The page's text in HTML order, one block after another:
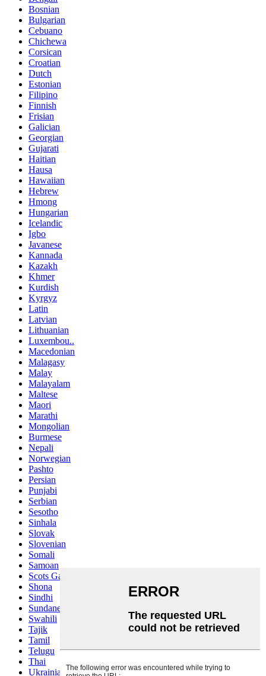
Bosnian
Bulgarian
Cebuano
Chichewa
Corsican
Croatian
Dutch
Estonian
Filipino
Finnish
Frisian
Galician
Georgian
Gujarati
Haitian
Hausa
Hawaiian
Hebrew
Hmong
Hungarian
Icelandic
Igbo
Javanese
Kannada
Kazakh
Khmer
Kurdish
Kyrgyz
Latin
Latvian
Lithuanian
Luxembou..
Macedonian
Malagasy
Malay
Malayalam
Maltese
Maori
Marathi
Mongolian
Burmese
Nepali
Norwegian
Pashto
Persian
Punjabi
Serbian
Sesotho
Sinhala
Slovak
Slovenian
Somali
Samoan
Scots Gaelic
Shona
Sindhi
Sundanese
Swahili
Tajik
Tamil
Telugu
Thai
Ukrainian